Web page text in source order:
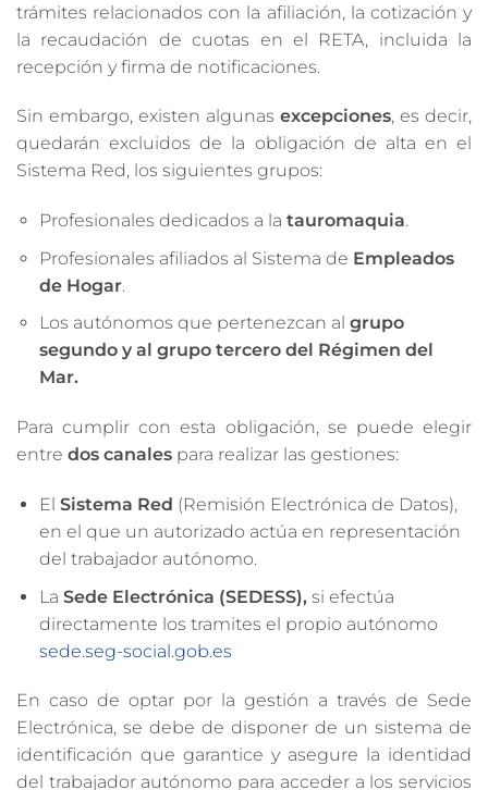
trámites relacionados con la afiliación, la cotización y
la recaudación de cuotas en el RETA, incluida la
recepción y firma de notificaciones.
Sin embargo, existen algunas excepciones, es decir,
quedarán excluidos de la obligación de alta en el
Sistema Red, los siguientes grupos:
Profesionales dedicados a la tauromaquia.
Profesionales afiliados al Sistema de Empleados
de Hogar.
Los autónomos que pertenezcan al grupo
segundo y al grupo tercero del Régimen del
Mar.
Para cumplir con esta obligación, se puede elegir
entre dos canales para realizar las gestiones:
El Sistema Red (Remisión Electrónica de Datos),
en el que un autorizado actúa en representación
del trabajador autónomo.
La Sede Electrónica (SEDESS), si efectúa
directamente los tramites el propio autónomo
sede.seg-social.gob.es
En caso de optar por la gestión a través de Sede
Electrónica, se debe de disponer de un sistema de
identificación que garantice y asegure la identidad
del trabajador autónomo para acceder a los servicios